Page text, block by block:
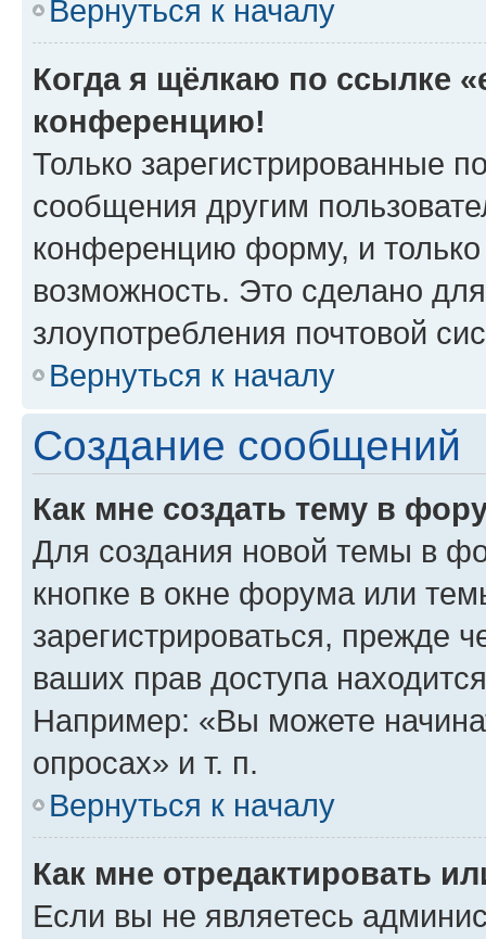
Вернуться к началу
Когда я щёлкаю по ссылке
конференцию!
Только зарегистрированные
сообщения другим
конференцию форму, и
возможность. Это сделано
злоупотребления почтовой
Вернуться к началу
Создание сообщений
Как мне создать тему в
Для создания новой темы в
кнопке в окне форума или
зарегистрироваться, прежде
ваших прав доступа
Например: «Вы можете
опросах» и т. п.
Вернуться к началу
Как мне отредактировать
Если вы не являетесь